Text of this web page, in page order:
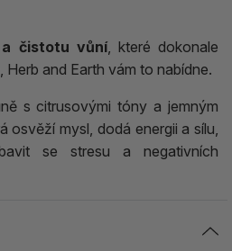
čistotu vůní, které dokonale
and Earth vám to nabídne.
s citrusovými tóny a jemným
osvěží mysl, dodá energii a sílu,
se stresu a negativních